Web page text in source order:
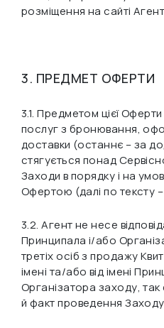
розміщення на сайті
3. ПРЕДМЕТ ОФЕРТИ
3.1. Предметом цієї
послуг з бронювання,
доставки (останнє – за
стягується понад
Заходи в порядку і на
Офертою (далі по тексту
3.2. Агент не несе
Принципала і/або
третіх осіб з продажу
імені та/або від імені
Організатора заходу, так
й факт проведення